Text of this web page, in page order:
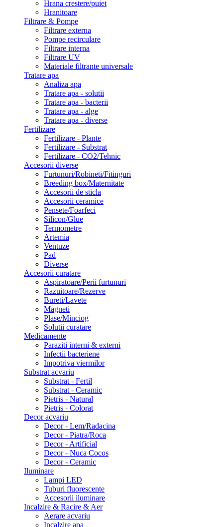
Hrana crestere/puiet
Hranitoare
Filtrare & Pompe
Filtrare externa
Pompe recirculare
Filtrare interna
Filtrare UV
Materiale filtrante universale
Tratare apa
Analiza apa
Tratare apa - solutii
Tratare apa - bacterii
Tratare apa - alge
Tratare apa - diverse
Fertilizare
Fertilizare - Plante
Fertilizare - Substrat
Fertilizare - CO2/Tehnic
Accesorii diverse
Furtunuri/Robineti/Fitinguri
Breeding box/Maternitate
Accesorii de sticla
Accesorii ceramice
Pensete/Foarfeci
Silicon/Glue
Termometre
Artemia
Ventuze
Pad
Diverse
Accesorii curatare
Aspiratoare/Perii furtunuri
Razuitoare/Rezerve
Bureti/Lavete
Magneti
Plase/Minciog
Solutii curatare
Medicamente
Paraziti interni & externi
Infectii bacteriene
Impotriva viermilor
Substrat acvariu
Substrat - Fertil
Substrat - Ceramic
Pietris - Natural
Pietris - Colorat
Decor acvariu
Decor - Lem/Radacina
Decor - Piatra/Roca
Decor - Artificial
Decor - Nuca Cocos
Decor - Ceramic
Iluminare
Lampi LED
Tuburi fluorescente
Accesorii iluminare
Incalzire & Racire & Aer
Aerare acvariu
Incalzire apa